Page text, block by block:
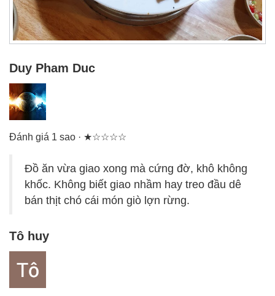
Duy Pham Duc
Đánh giá 1 sao · ★☆☆☆☆
Đồ ăn vừa giao xong mà cứng đờ, khô không
khốc. Không biết giao nhầm hay treo đầu dê
bán thịt chó cái món giò lợn rừng.
Tô huy